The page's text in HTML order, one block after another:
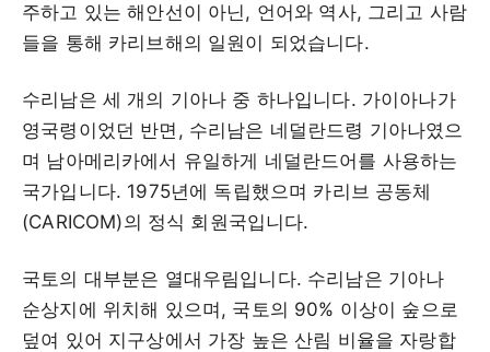
주하고 있는 해안선이 아닌, 언어와 역사, 그리고 사람
들을 통해 카리브해의 일원이 되었습니다.
수리남은 세 개의 기아나 중 하나입니다. 가이아나가
영국령이었던 반면, 수리남은 네덜란드령 기아나였으
며 남아메리카에서 유일하게 네덜란드어를 사용하는
국가입니다. 1975년에 독립했으며 카리브 공동체
(CARICOM)의 정식 회원국입니다.
국토의 대부분은 열대우림입니다. 수리남은 기아나
순상지에 위치해 있으며, 국토의 90% 이상이 숲으로
덮여 있어 지구상에서 가장 높은 산림 비율을 자랑합